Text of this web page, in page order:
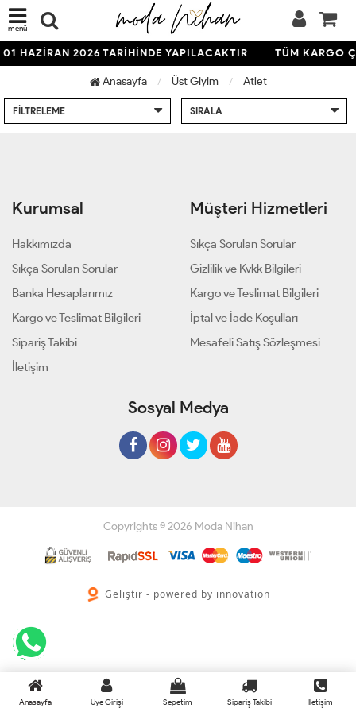
menü
HAZİRAN 2026 TARİHİNDE YAPILACAKTIR TÜM KARGO
Anasayfa Üst Giyim Atlet
FILTRELEME SIRALA
Kurumsal
Hakkımızda
Sıkça Sorulan Sorular
Banka Hesaplarımız
Kargo ve Teslimat Bilgileri
Sipariş Takibi
İletişim
Müşteri Hizmetleri
Sıkça Sorulan Sorular
Gizlilik ve Kvkk Bilgileri
Kargo ve Teslimat Bilgileri
İptal ve İade Koşulları
Mesafeli Satış Sözleşmesi
Sosyal Medya
Copyrights © 2026 Moda Nihan
Geliştir - powered by innovation
Anasayfa Üye Girişi Sepetim Sipariş Takibi İletişim